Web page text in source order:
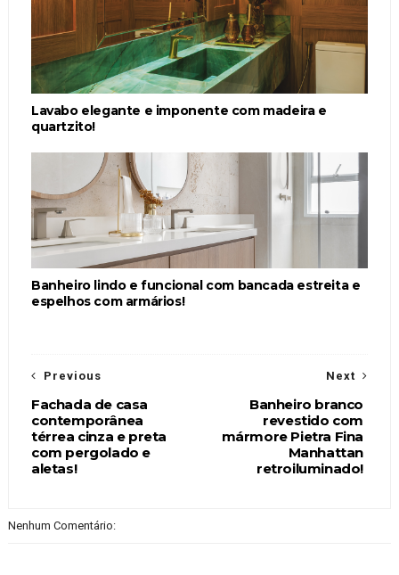
Lavabo elegante e imponente com madeira e
quartzito!
Banheiro lindo e funcional com bancada estreita e
espelhos com armários!
Next
Banheiro branco
revestido com
mármore Pietra Fina
Manhattan
retroiluminado!
Previous
Fachada de casa
contemporânea
térrea cinza e preta
com pergolado e
aletas!
Nenhum Comentário: